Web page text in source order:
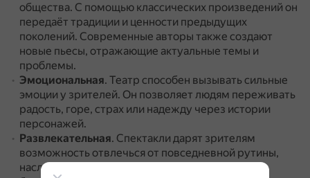
общества. С помощью классических произведений он
передаёт традиции и ценности предыдущих
поколений. Современные авторы также создают
новые пьесы, отражающие актуальные темы и
проблемы.
Эмоциональная. Театр способен вызывать сильные
эмоции у зрителей. Он позволяет людям переживать
радость, горе, страх или надежду через истории
персонажей.
Развлекательная. Спектакли дарят зрителям
возможность отвлечься от повседневной рутины,
насладиться искусством и провести время с